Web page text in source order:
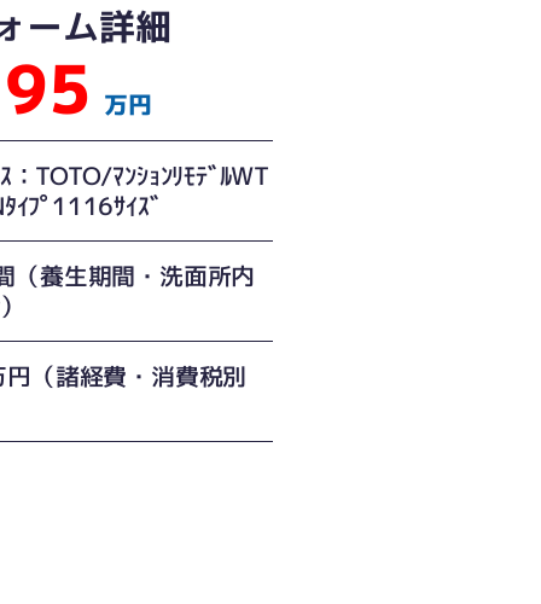
ーム詳細
95 万円
：TOTO/ﾏﾝｼｮﾝﾘﾓﾃﾞﾙWT
ﾀｲﾌﾟ1116ｻｲｽﾞ
（養生期間・洗面所内
（諸経費・消費税別